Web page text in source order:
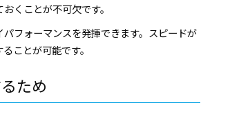
くことが不可欠です。
フォーマンスを発揮できます。スピードが
ことが可能です。
ため